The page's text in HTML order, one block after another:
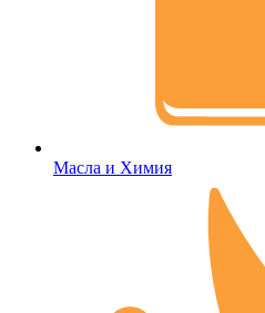
Масла и Химия